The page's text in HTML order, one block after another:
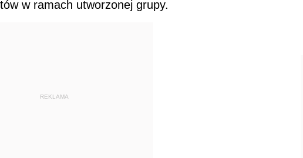
w ramach utworzonej grupy.
REKLAMA